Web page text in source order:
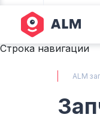
Строка навигации
ALM